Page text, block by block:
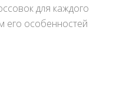
для каждого
его особенностей